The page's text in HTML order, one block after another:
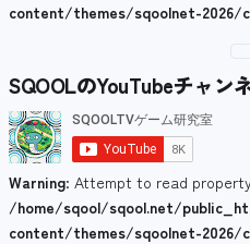
content/themes/sqoolnet-2026/
SQOOLのYouTubeチャン
Warning: Attempt to read
/home/sqool/sqool.net/
content/themes/sqoolnet-2026/